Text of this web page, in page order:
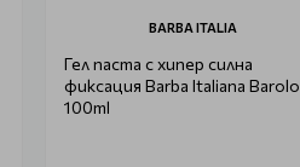
BARBA ITALIA
Гел паста с хипер силна
фиксация Barba Italiana Barolo
100ml